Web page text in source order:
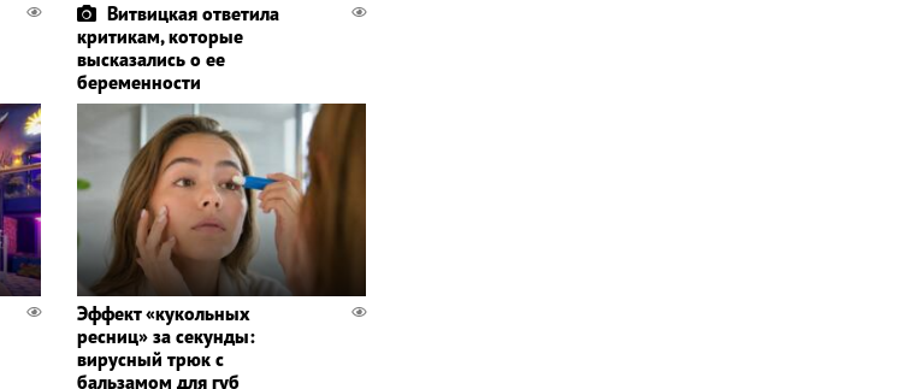
Витвицкая ответила
критикам, которые
высказались о ее
беременности
Эффект «кукольных
ресниц» за секунды:
вирусный трюк с
бальзамом для губ